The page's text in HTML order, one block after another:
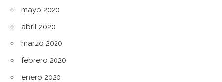
mayo 2020
abril 2020
marzo 2020
febrero 2020
enero 2020